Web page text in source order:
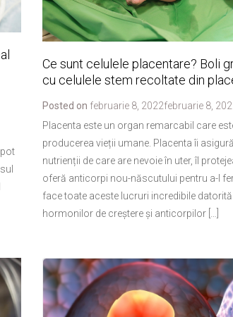
Ce sunt celulele placentare? Boli
cu celulele stem recoltate din
Posted on februarie 8, 2022februarie 8,
Placenta este un organ remarcabil care
producerea vieții umane. Placenta îi
nutrienții de care are nevoie în uter, îl
oferă anticorpi nou-născutului pentru a-l
face toate aceste lucruri incredibile datorită
hormonilor de creștere și anticorpilor […]